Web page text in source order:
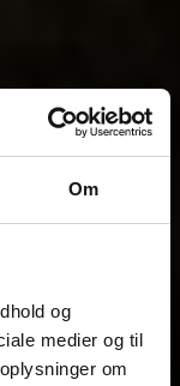
Om
og
medier og til
om